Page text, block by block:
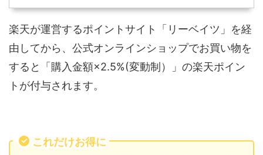
楽天が運営するポイントサイト「リーベイツ」を経
由してから、公式オンラインショップでお買い物を
すると「購入金額×2.5%(変動制）」の楽天ポイン
トが付与されます。
これだけお得に